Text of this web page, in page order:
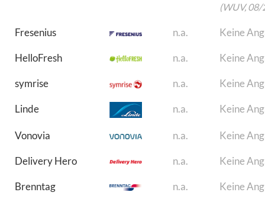
(WUV, 08/
Fresenius n.a. Keine
HelloFresh n.a. Keine
symrise n.a. Keine
Linde n.a. Keine
Vonovia n.a. Keine
Delivery Hero n.a. Keine
Brenntag n.a. Keine